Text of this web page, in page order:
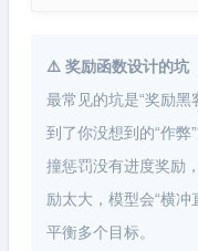
⚠️ 奖励函数设计的坑
最常见的坑是“奖励
到了你没想到的“作弊
撞惩罚没有进度奖励
励太大，模型会“横
平衡多个目标。